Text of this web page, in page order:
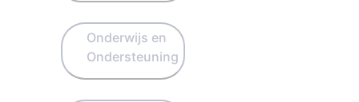
Onderwijs en
Ondersteuning